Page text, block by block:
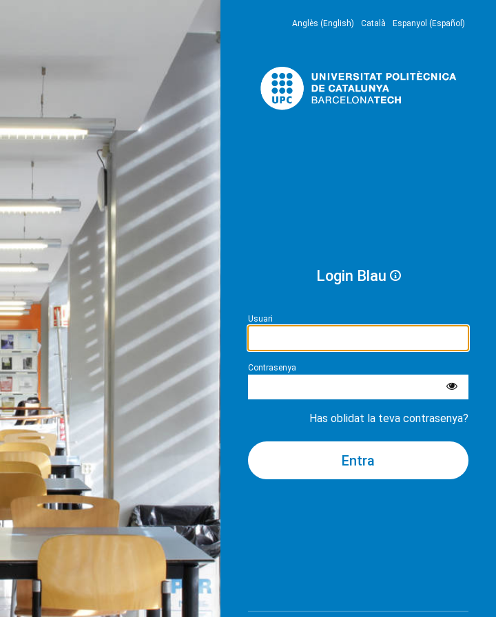
Anglès (English) Català Espanyol (Español)
Login Blau
Usuari
Contrasenya
Has oblidat la teva contrasenya?